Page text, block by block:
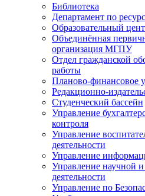
Библиотека
Департамент по
Образовательный
Объединённая
организация МГПУ
Отдел гражданской
работы
Планово-финансовое
Редакционно-
Студенческий бассейн
Управление
контроля
Управление
деятельности
Управление
Управление научной
деятельности
Управление по